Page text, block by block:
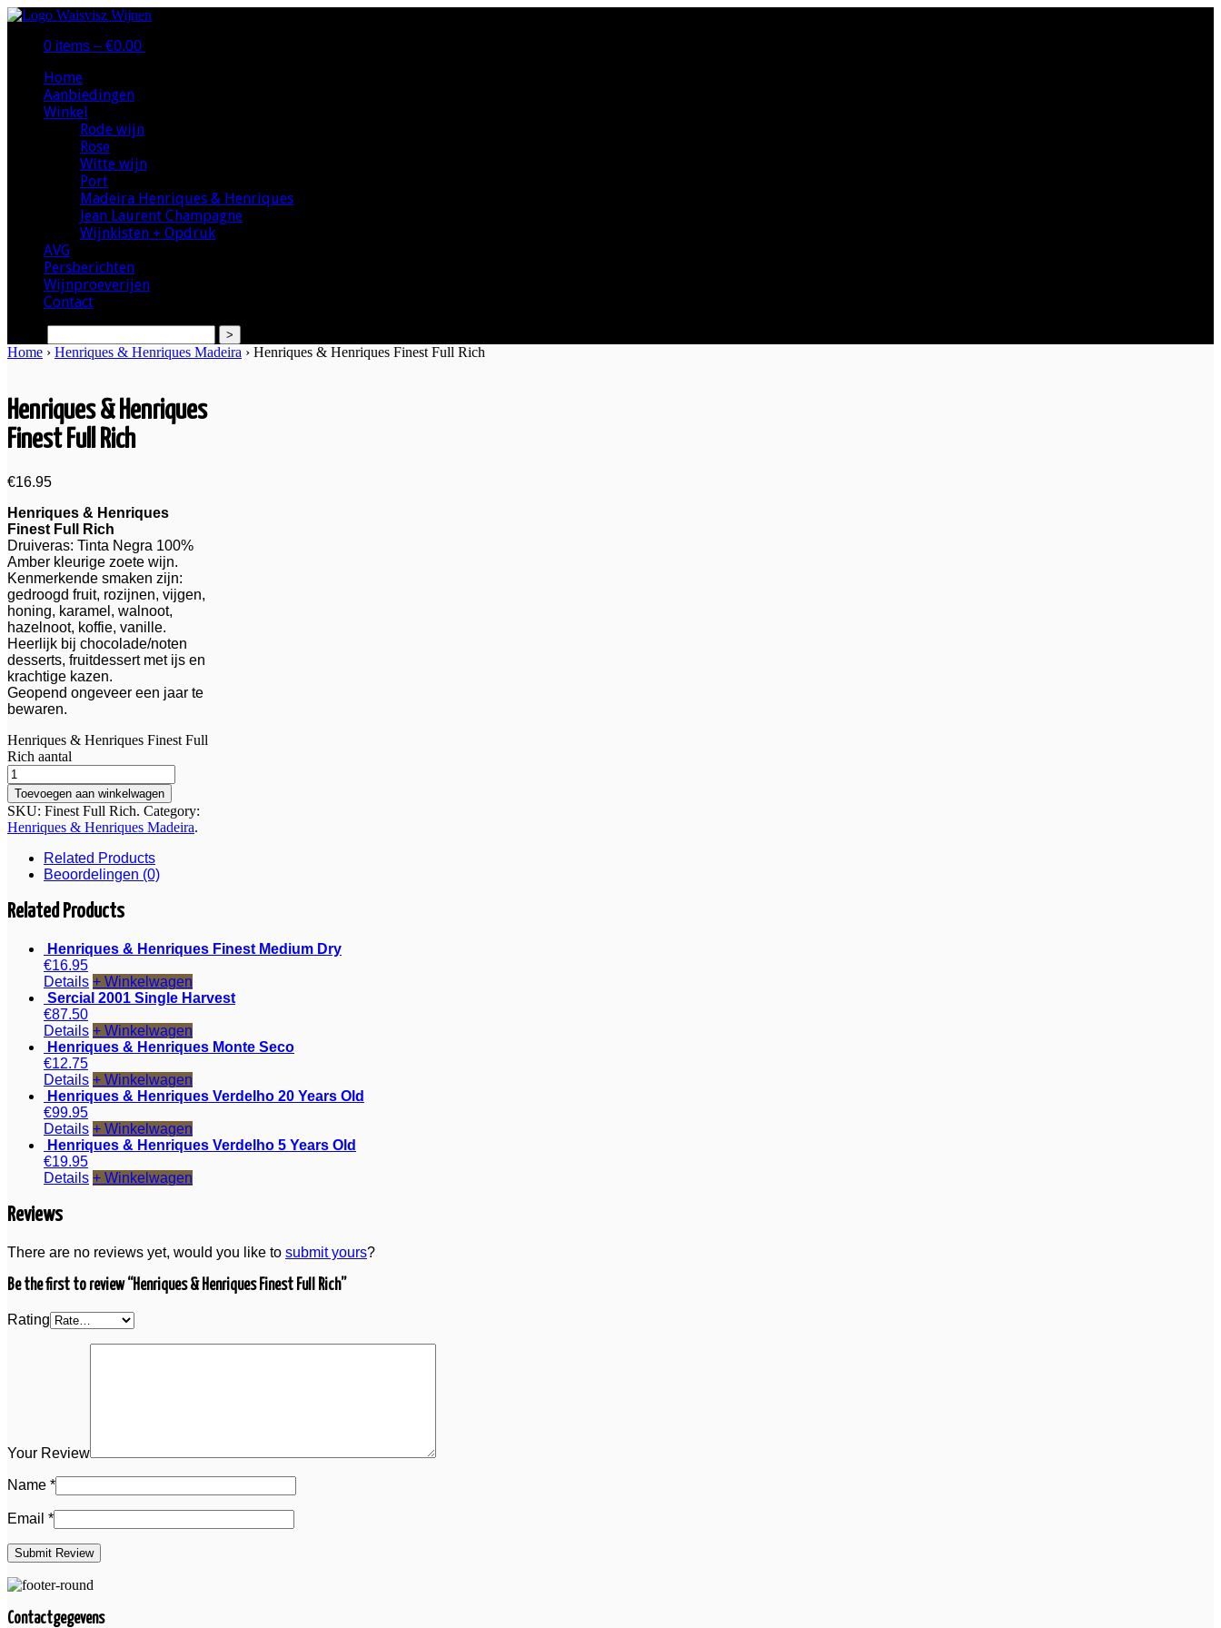
0 items – €0.00
Home
Aanbiedingen
Winkel
Rode wijn
Rose
Witte wijn
Port
Madeira Henriques & Henriques
Jean Laurent Champagne
Wijnkisten + Opdruk
AVG
Persberichten
Wijnproeverijen
Contact
Home › Henriques & Henriques Madeira › Henriques & Henriques Finest Full Rich
Henriques & Henriques
Finest Full Rich
€16.95
Henriques & Henriques
Finest Full Rich
Druiveras: Tinta Negra 100%
Amber kleurige zoete wijn.
Kenmerkende smaken zijn:
gedroogd fruit, rozijnen, vijgen,
honing, karamel, walnoot,
hazelnoot, koffie, vanille.
Heerlijk bij chocolade/noten
desserts, fruitdessert met ijs en
krachtige kazen.
Geopend ongeveer een jaar te
bewaren.
Henriques & Henriques Finest Full
Rich aantal
Toevoegen aan winkelwagen
SKU: Finest Full Rich. Category:
Henriques & Henriques Madeira.
Related Products
Beoordelingen (0)
Related Products
Henriques & Henriques Finest Medium Dry
€16.95
Details + Winkelwagen
Sercial 2001 Single Harvest
€87.50
Details + Winkelwagen
Henriques & Henriques Monte Seco
€12.75
Details + Winkelwagen
Henriques & Henriques Verdelho 20 Years Old
€99.95
Details + Winkelwagen
Henriques & Henriques Verdelho 5 Years Old
€19.95
Details + Winkelwagen
Reviews
There are no reviews yet, would you like to submit yours?
Be the first to review “Henriques & Henriques Finest Full Rich”
Rating
Your Review
Name *
Email *
Contactgegevens